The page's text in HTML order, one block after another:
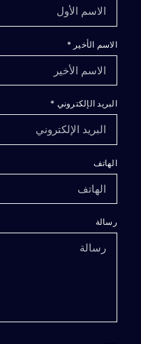
الاسم الأخير*
البريد الإلكتروني *
الهاتف
رسالة